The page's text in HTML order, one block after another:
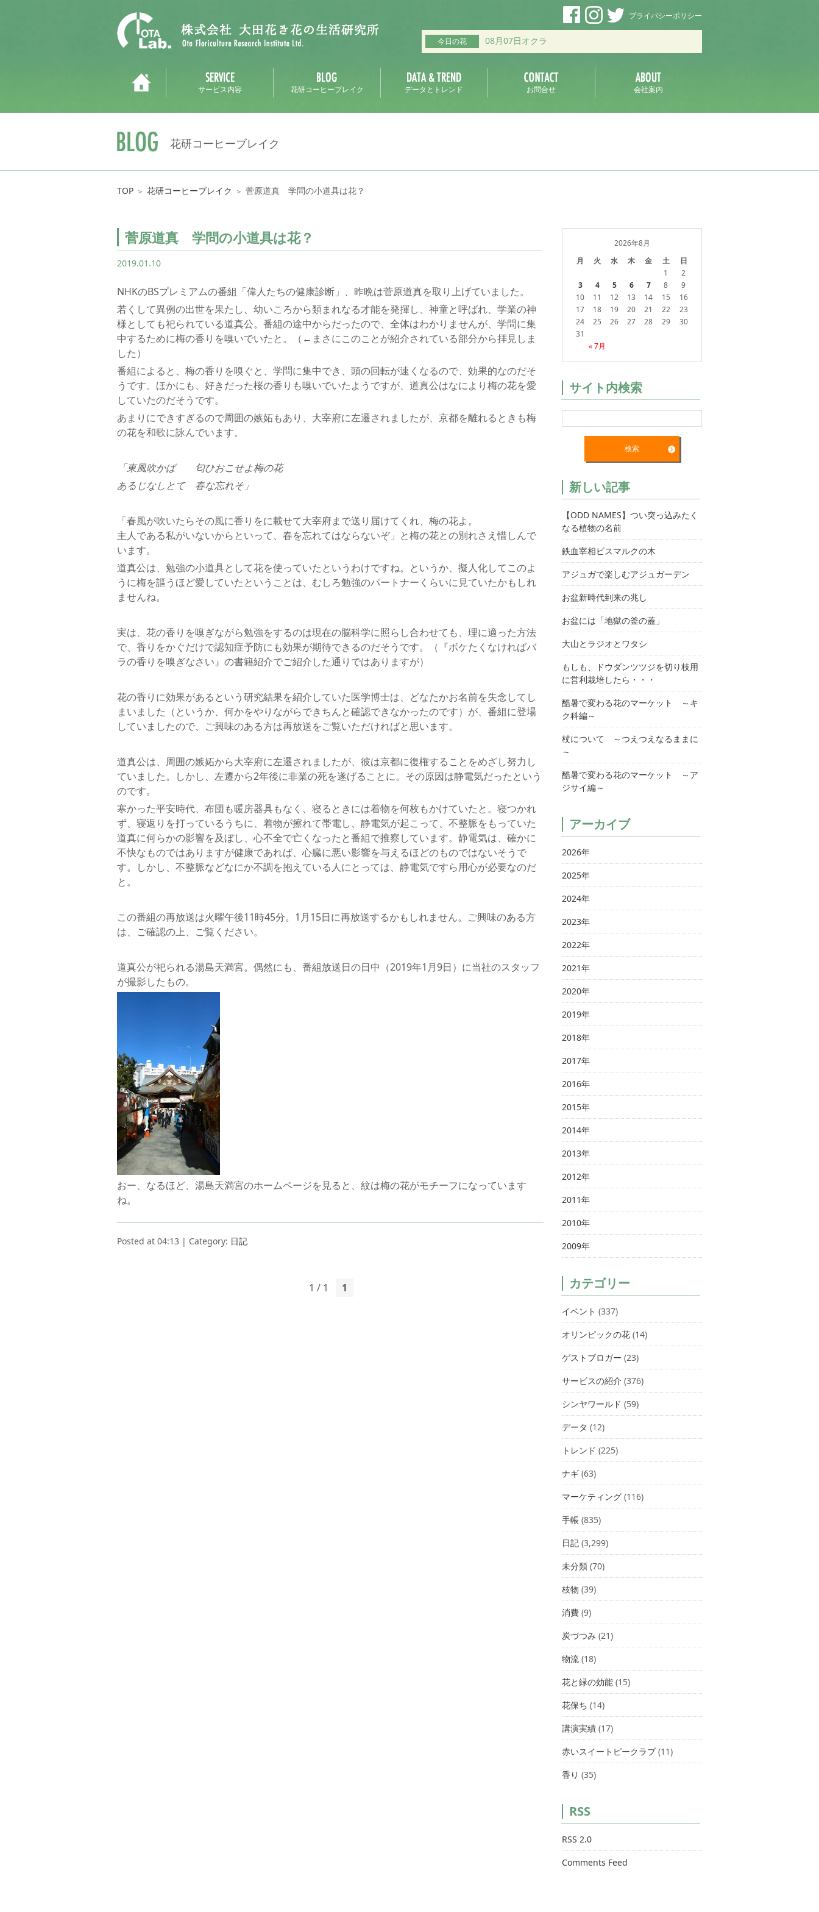
プライバシーポリシー
今日の花 08月07日オクラ
サービス内容 花研コーヒーブレイク データとトレンド お問合せ 会社案内
花研コーヒーブレイク
TOP ＞ 花研コーヒーブレイク ＞ 菅原道真 学問の小道具は花？
菅原道真 学問の小道具は花？
2019.01.10
NHKのBSプレミアムの番組「偉人たちの健康診断」、昨晩は菅原道真を取り上げていました。
若くして異例の出世を果たし、幼いころから類まれなる才能を発揮し、神童と呼ばれ、学業の神
様としても祀られている道真公。番組の途中からだったので、全体はわかりませんが、学問に集
中するために梅の香りを嗅いでいたと。（←まさにこのことが紹介されている部分から拝見しま
した）
番組によると、梅の香りを嗅ぐと、学問に集中でき、頭の回転が速くなるので、効果的なのだそ
うです。ほかにも、好きだった桜の香りも嗅いでいたようですが、道真公はなにより梅の花を愛
していたのだそうです。
あまりにできすぎるので周囲の嫉妬もあり、大宰府に左遷されましたが、京都を離れるときも梅
の花を和歌に詠んでいます。
「東風吹かば 匂ひおこせよ梅の花
あるじなしとて 春な忘れそ」
「春風が吹いたらその風に香りをに載せて大宰府まで送り届けてくれ、梅の花よ。
主人である私がいないからといって、春を忘れてはならないぞ」と梅の花との別れさえ惜しんで
います。
道真公は、勉強の小道具として花を使っていたというわけですね。というか、擬人化してこのよ
うに梅を謳うほど愛していたということは、むしろ勉強のパートナーくらいに見ていたかもしれ
ませんね。
実は、花の香りを嗅ぎながら勉強をするのは現在の脳科学に照らし合わせても、理に適った方法
で、香りをかぐだけで認知症予防にも効果が期待できるのだそうです。（『ボケたくなければバ
ラの香りを嗅ぎなさい』の書籍紹介でご紹介した通りではありますが）
花の香りに効果があるという研究結果を紹介していた医学博士は、どなたかお名前を失念してし
まいました（というか、何かをやりながらできちんと確認できなかったのです）が、番組に登場
していましたので、ご興味のある方は再放送をご覧いただければと思います。
道真公は、周囲の嫉妬から大宰府に左遷されましたが、彼は京都に復権することをめざし努力し
ていました。しかし、左遷から2年後に非業の死を遂げることに。その原因は静電気だったという
のです。
寒かった平安時代、布団も暖房器具もなく、寝るときには着物を何枚もかけていたと。寝つかれ
ず、寝返りを打っているうちに、着物が擦れて帯電し、静電気が起こって、不整脈をもっていた
道真に何らかの影響を及ぼし、心不全で亡くなったと番組で推察しています。静電気は、確かに
不快なものではありますが健康であれば、心臓に悪い影響を与えるほどのものではないそうで
す。しかし、不整脈などなにか不調を抱えている人にとっては、静電気ですら用心が必要なのだ
と。
この番組の再放送は火曜午後11時45分。1月15日に再放送するかもしれません。ご興味のある方
は、ご確認の上、ご覧ください。
道真公が祀られる湯島天満宮。偶然にも、番組放送日の日中（2019年1月9日）に当社のスタッフ
が撮影したもの。
おー、なるほど、湯島天満宮のホームページを見ると、紋は梅の花がモチーフになっています
ね。
Posted at 04:13 | Category: 日記
1 / 1 1
2026年8月
月
火 水 木 金 土 日
« 7月
1
2
3
4 5 6 7 8
9
10
11 12 13 14 15
16
17
18 19 20 21 22
23
24
25 26 27 28 29
30
31
サイト内検索
新しい記事
【ODD NAMES】つい突っ込みたく
なる植物の名前
鉄血宰相ビスマルクの木
アジュガで楽しむアジュガーデン
お盆新時代到来の兆し
お盆には「地獄の釜の蓋」
大山とラジオとワタシ
もしも、ドウダンツツジを切り枝用
に営利栽培したら・・・
酷暑で変わる花のマーケット ～キ
ク科編～
杖について ～つえつえなるままに
～
酷暑で変わる花のマーケット ～ア
ジサイ編～
アーカイブ
2026年
2025年
2024年
2023年
2022年
2021年
2020年
2019年
2018年
2017年
2016年
2015年
2014年
2013年
2012年
2011年
2010年
2009年
カテゴリー
イベント (337)
オリンピックの花 (14)
ゲストブロガー (23)
サービスの紹介 (376)
シンヤワールド (59)
データ (12)
トレンド (225)
ナギ (63)
マーケティング (116)
手帳 (835)
日記 (3,299)
未分類 (70)
枝物 (39)
消費 (9)
炭づつみ (21)
物流 (18)
花と緑の効能 (15)
花保ち (14)
講演実績 (17)
赤いスイートピークラブ (11)
香り (35)
RSS
RSS 2.0
Comments Feed